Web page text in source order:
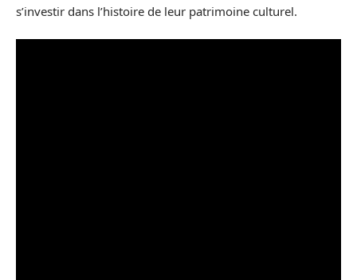
s’investir dans l’histoire de leur patrimoine culturel.